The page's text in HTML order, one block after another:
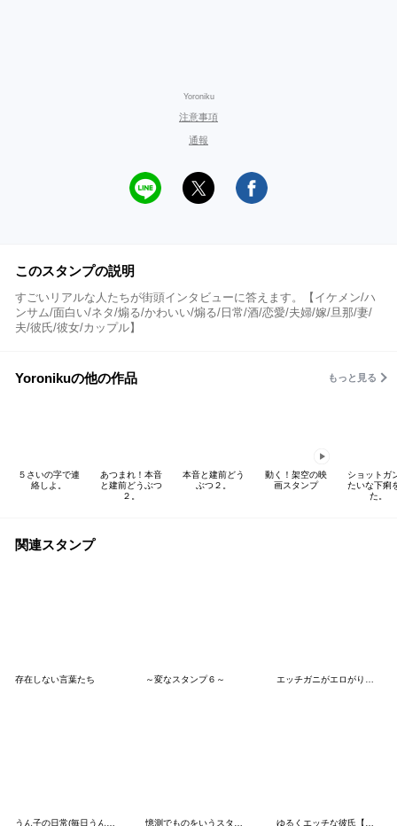
Yoroniku
注意事項
通報
このスタンプの説明
すごいリアルな人たちが街頭インタビューに答えます。【イケメン/ハ
ンサム/面白い/ネタ/煽る/かわいい/煽る/日常/酒/恋愛/夫婦/嫁/旦那/妻/
夫/彼氏/彼女/カップル】
Yoronikuの他の作品 もっと見る
５さいの字で連
絡しよ。
あつまれ！本音
と建前どうぶつ
２。
本音と建前どう
ぶつ２。
動く！架空の映
画スタンプ
ショットガ
たいな下痢
た。
関連スタンプ
存在しない言葉たち ～変なスタンプ６～ エッチガニがエロがり放題